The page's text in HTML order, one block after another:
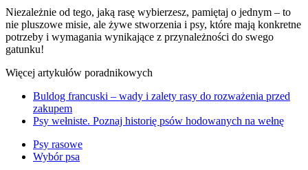
Niezależnie od tego, jaką rasę wybierzesz, pamiętaj o jednym – to
nie pluszowe misie, ale żywe stworzenia i psy, które mają konkretne
potrzeby i wymagania wynikające z przynależności do swego
gatunku!
Więcej artykułów poradnikowych
Buldog francuski – wady i zalety rasy do rozważenia przed
zakupem
Psy wełniste. Poznaj historię psów hodowanych na wełnę
Psy rasowe
Wybór psa